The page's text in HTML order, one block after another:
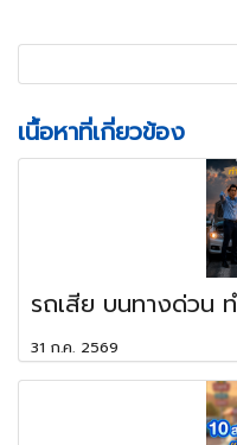
เนื้อหาที่เกี่ยวข้อง
รถเสีย บนทางด่วน
31 ก.ค. 2569